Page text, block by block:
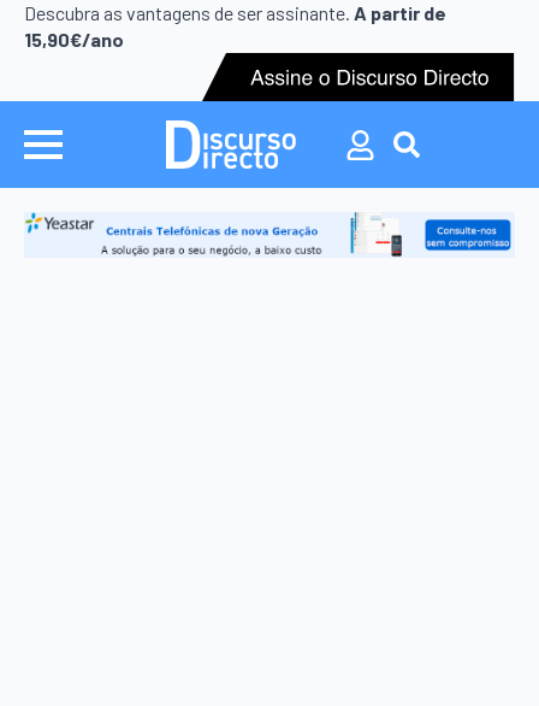
Descubra as vantagens de ser assinante. A partir de
15,90€/ano
Search
for:
Search